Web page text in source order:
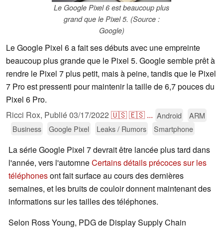
Le Google Pixel 6 est beaucoup plus
grand que le Pixel 5. (Source :
Google)
Le Google Pixel 6 a fait ses débuts avec une empreinte
beaucoup plus grande que le Pixel 5. Google semble prêt à
rendre le Pixel 7 plus petit, mais à peine, tandis que le Pixel
7 Pro est pressenti pour maintenir la taille de 6,7 pouces du
Pixel 6 Pro.
Ricci Rox, Publié03/17/2022 🇺🇸🇪🇸 ... Android
ARM
Business
Google Pixel Leaks / Rumors Smartphone
La série Google Pixel 7 devrait être lancée plus tard dans
l'année, vers l'automneCertains détails précoces sur les
téléphonesont fait surface au cours des dernières
semaines, et les bruits de couloir donnent maintenant des
informations sur les tailles des téléphones.
Selon Ross Young, PDG de Display Supply Chain